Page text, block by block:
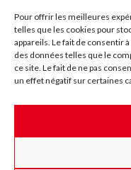
Pour offrir les meilleures
telles que les cookies pour
appareils. Le fait de consentir
des données telles que le
ce site. Le fait de ne pas
un effet négatif sur certaines